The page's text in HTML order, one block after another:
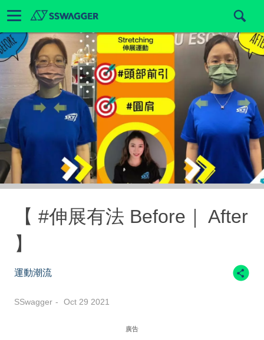
【 #伸展有法 Before｜ After
】
運動潮流
SSwagger Oct 29 2021
廣告